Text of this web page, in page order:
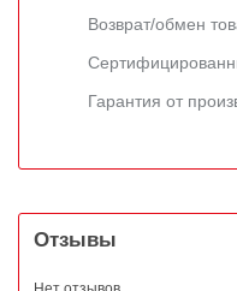
Возврат/обмен
Гарантия от
Отзывы